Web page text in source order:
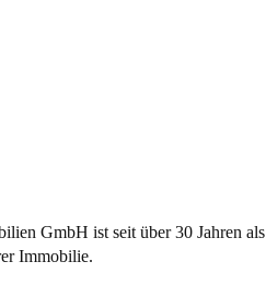
GmbH ist seit über 30 Jahren als
Immobilie.